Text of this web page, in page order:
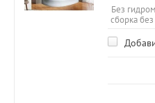
Без
сборка